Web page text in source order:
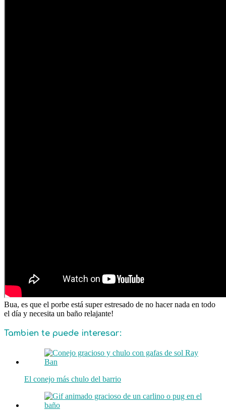
Bua, es que el porbe está super estresado de no hacer nada en todo
el día y necesita un baño relajante!
Tambien te puede interesar:
El conejo más chulo del barrio